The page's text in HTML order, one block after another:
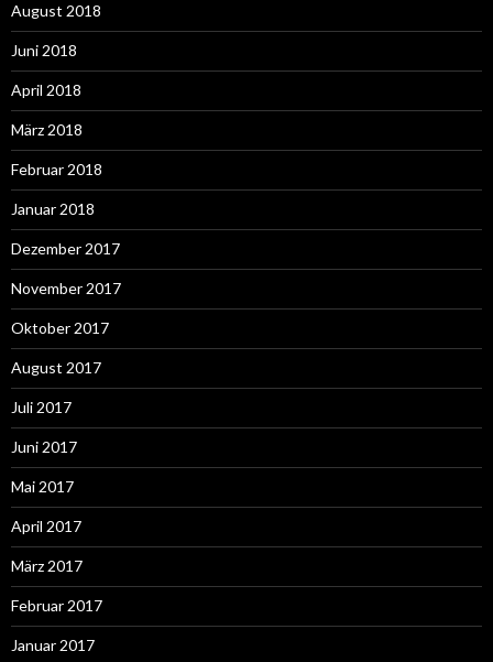
August 2018
Juni 2018
April 2018
März 2018
Februar 2018
Januar 2018
Dezember 2017
November 2017
Oktober 2017
August 2017
Juli 2017
Juni 2017
Mai 2017
April 2017
März 2017
Februar 2017
Januar 2017